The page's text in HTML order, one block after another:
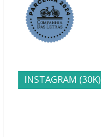
INSTAGRAM (30K)